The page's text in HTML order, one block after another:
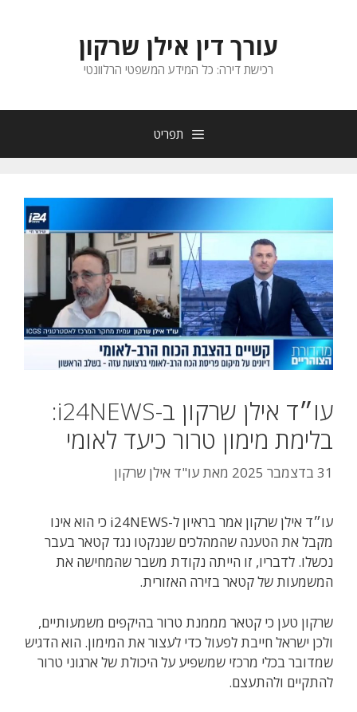
עורך דין אילן שרקון
רכישת דירה: כל המידע המשפטי הרלוונטי
תפריט
עו״ד אילן שרקון ב-i24NEWS:
בלימת מימון טרור כיעד לאומי
31 בדצמבר 2025 מאתעו"ד אילן שרקון
עו״ד אילן שרקון אמר בראיון ל-i24NEWS כי הוא אינו
מקבל את הטענה שהמהלכים שננקטו נגד קטאר בעבר
נכשלו. לדבריו, זו הייתה נקודת משבר שהמחישה את
המשמעות של קטאר בזירה האזורית.
שרקון טען כי קטאר מממנת טרור בהיקפים משמעותיים,
ולכן ישראל חייבת לפעול כדי לעצור את המימון. הוא הדגיש
שמדובר בכלי מרכזי שמשפיע על היכולת של ארגוני טרור
להתקיים ולהתעצם.